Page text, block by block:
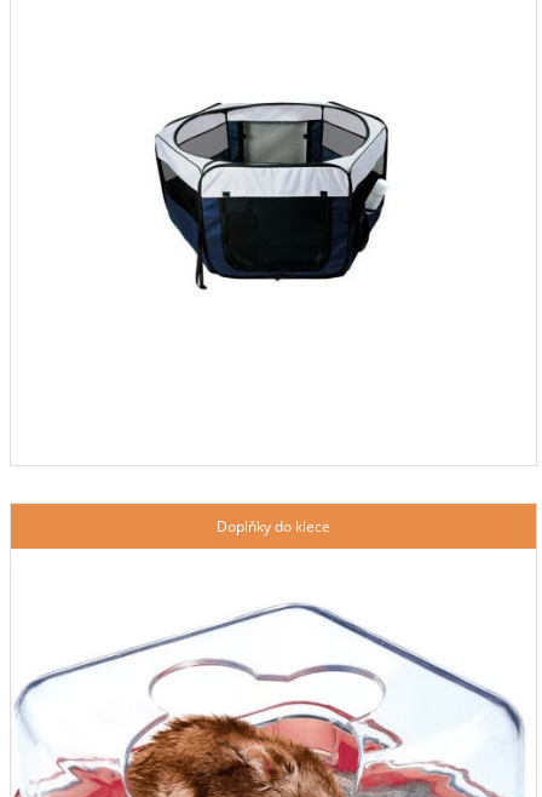
Doplňky do klece